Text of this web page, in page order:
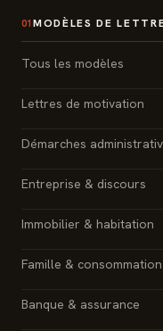
01 MODÈLES DE
Tous les modèles
Lettres de motivation
Démarches
Entreprise & discours
Immobilier & habitation
Famille & consommation
Banque & assurance